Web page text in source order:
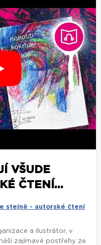
VŠUDE
ČTENÍ...
stejně - autorské čtení
a ilustrátor, v
zajímavé postřehy ze